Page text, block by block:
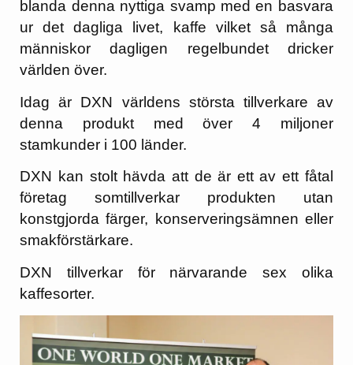
blanda denna nyttiga svamp med en basvara
ur det dagliga livet, kaffe vilket så många
människor dagligen regelbundet dricker
världen över.
Idag är DXN världens största tillverkare av
denna produkt med över 4 miljoner
stamkunder i 100 länder.
DXN kan stolt hävda att de är ett av ett fåtal
företag somtillverkar produkten utan
konstgjorda färger, konserveringsämnen eller
smakförstärkare.
DXN tillverkar för närvarande sex olika
kaffesorter.